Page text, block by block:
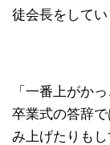
徒会長をしてい
「一番上がか
卒業式の答辞
み上げたりもし